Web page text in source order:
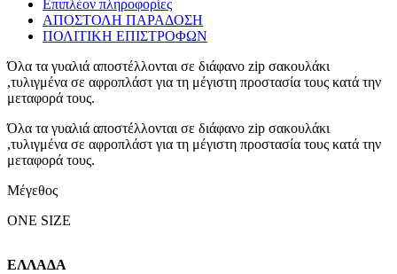
Επιπλέον πληροφορίες
ΑΠΟΣΤΟΛΗ ΠΑΡΑΔΟΣΗ
ΠΟΛΙΤΙΚΗ ΕΠΙΣΤΡΟΦΩΝ
Όλα τα γυαλιά αποστέλλονται σε διάφανο zip σακουλάκι
,τυλιγμένα σε αφροπλάστ για τη μέγιστη προστασία τους κατά την
μεταφορά τους.
Όλα τα γυαλιά αποστέλλονται σε διάφανο zip σακουλάκι
,τυλιγμένα σε αφροπλάστ για τη μέγιστη προστασία τους κατά την
μεταφορά τους.
Μέγεθος
ONE SIZE
ΕΛΛΑΔΑ